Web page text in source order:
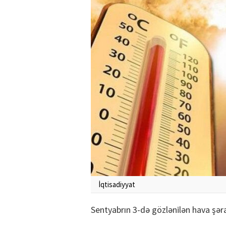
İqtisadiyyat
Sentyabrın 3-də gözlənilən hava